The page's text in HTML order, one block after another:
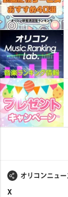
X